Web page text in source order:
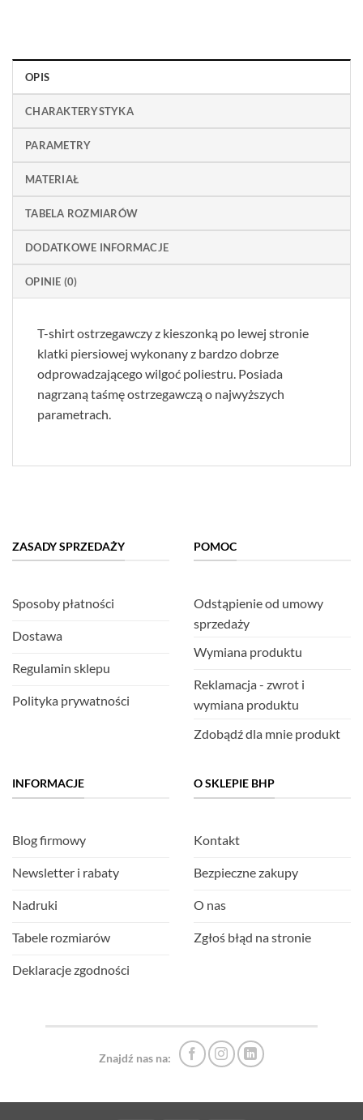
OPIS
CHARAKTERYSTYKA
PARAMETRY
MATERIAŁ
TABELA ROZMIARÓW
DODATKOWE INFORMACJE
OPINIE (0)
T-shirt ostrzegawczy z kieszonką po lewej stronie
klatki piersiowej wykonany z bardzo dobrze
odprowadzającego wilgoć poliestru. Posiada
nagrzaną taśmę ostrzegawczą o najwyższych
parametrach.
ZASADY SPRZEDAŻY
Sposoby płatności
Dostawa
Regulamin sklepu
Polityka prywatności
POMOC
Odstąpienie od umowy
sprzedaży
Wymiana produktu
Reklamacja - zwrot i
wymiana produktu
Zdobądź dla mnie produkt
INFORMACJE
Blog firmowy
Newsletter i rabaty
Nadruki
Tabele rozmiarów
Deklaracje zgodności
O SKLEPIE BHP
Kontakt
Bezpieczne zakupy
O nas
Zgłoś błąd na stronie
Znajdź nas na: